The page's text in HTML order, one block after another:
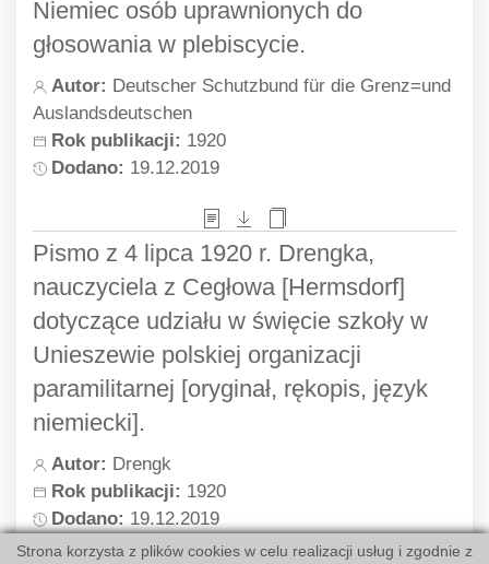
Strona korzysta z plików cookies w celu realizacji usług i zgodnie z
Rok publikacji: 1936
Dodano:04.03.2020
Raport Konsulatu RP w Kwidzynie (z 4
stycznia 1937 r.) do Ambasady RP w
rejencji kwidzyńskiej (cz. 2)
Autor: Konsulat RP w Kwidzynie
Rok publikacji: 1937
Dodano:04.03.2020
Raport Konsulatu RP w Kwidzynie (z 4
stycznia 1937 r.) do Ambasady RP w
Berlinie ws. sytuacji wewnętrznej w
rejencji kwidzyńskiej (cz. 1)
Autor:Konsulat RP w Kwidzynie
Niemiec osób uprawnionych do
głosowania w plebiscycie.
Autor: Deutscher Schutzbund für die Grenz=und
Auslandsdeutschen
Rok publikacji: 1920
Dodano: 19.12.2019
Pismo z 4 lipca 1920 r. Drengka,
nauczyciela z Cegłowa [Hermsdorf]
dotyczące udziału w święcie szkoły w
Unieszewie polskiej organizacji
paramilitarnej [oryginał, rękopis, język
niemiecki].
Autor: Drengk
Rok publikacji: 1920
Dodano: 19.12.2019